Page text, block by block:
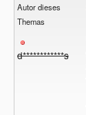
Autor dieses
Themas
d************s